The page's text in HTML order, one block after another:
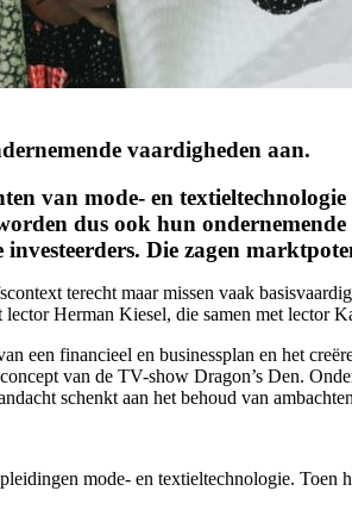
vaardigheden aan.
van mode- en
dus ook hun
Die zagen
terecht maar missen vaak
Herman Kiesel, die samen met lector
een financieel en businessplan en het
van de TV-show Dragon’s Den.
schenkt aan het behoud van
mode- en textieltechnologie.